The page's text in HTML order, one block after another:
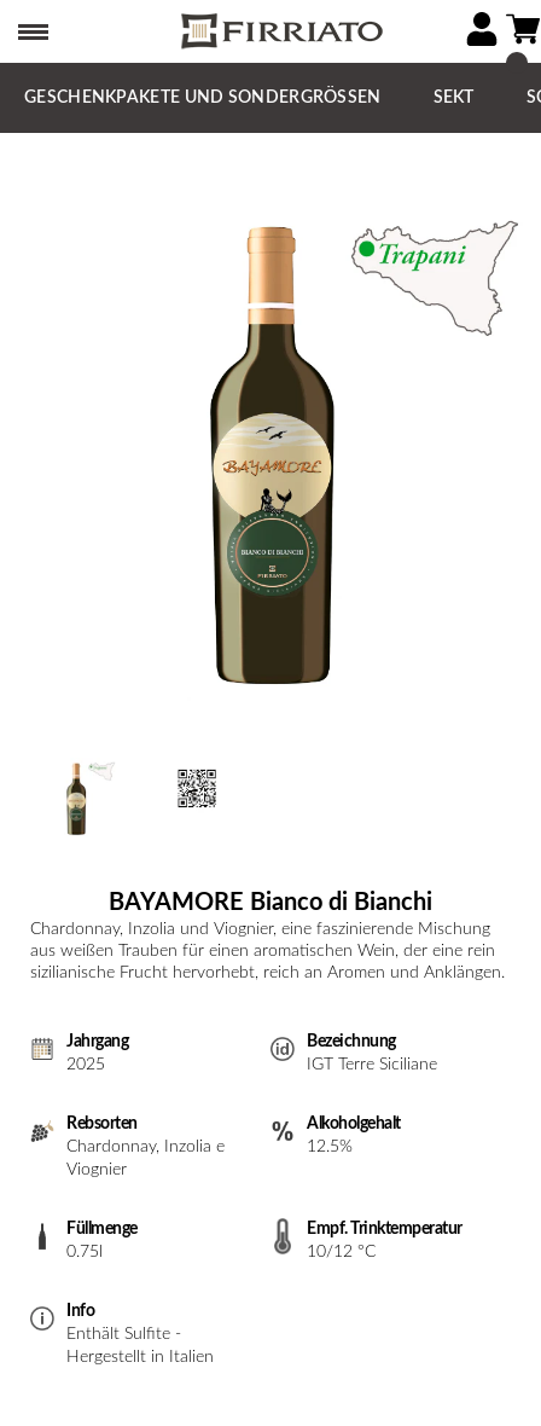
GESCHENKPAKETE UND SONDERGRÖSSEN SEKT
BAYAMORE Bianco di Bianchi
Chardonnay, Inzolia und Viognier, eine faszinierende Mischung
aus weißen Trauben für einen aromatischen Wein, der eine rein
sizilianische Frucht hervorhebt, reich an Aromen und Anklängen.
Jahrgang
2025
Bezeichnung
IGT Terre Siciliane
Rebsorten
Chardonnay, Inzolia e
Viognier
Alkoholgehalt
12.5%
Füllmenge
0.75l
Empf. Trinktemperatur
10/12 °C
Info
Enthält Sulfite -
Hergestellt in Italien